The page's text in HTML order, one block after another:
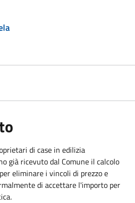
di case in edilizia
già ricevuto dal Comune il calcolo
eliminare i vincoli di prezzo e
di accettare l'importo per